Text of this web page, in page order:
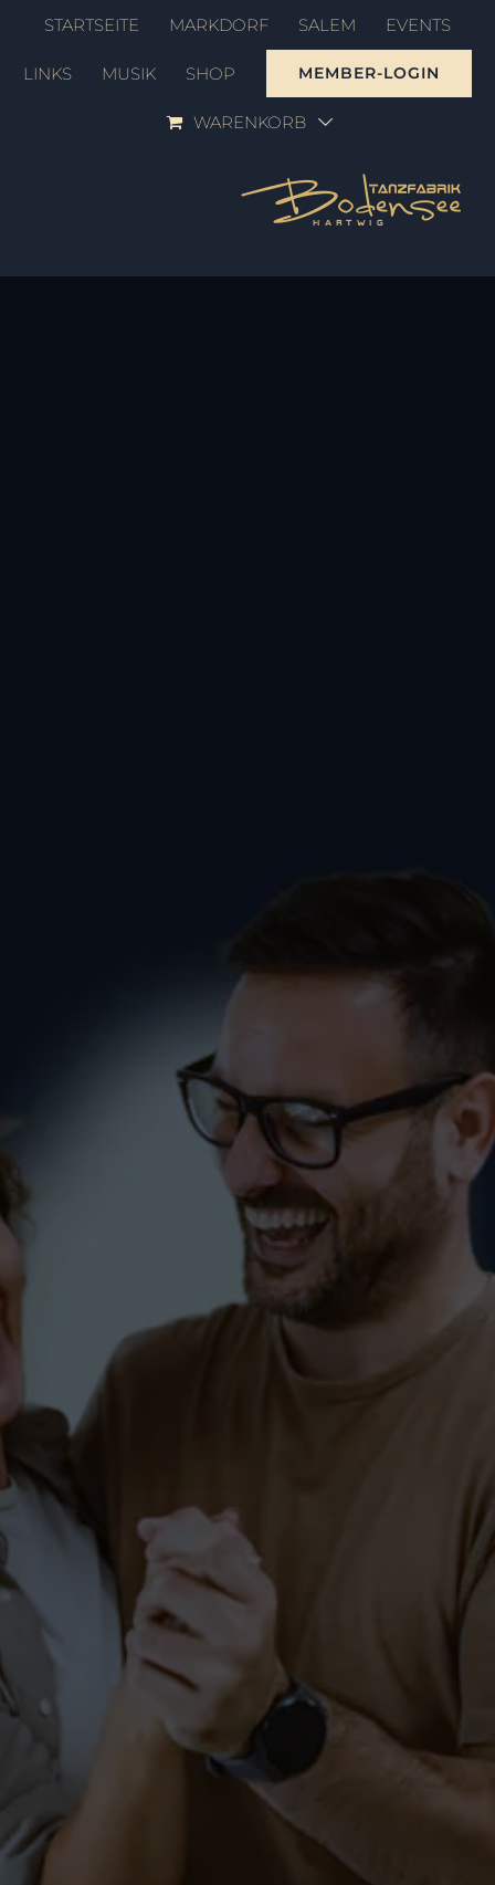
Zum
springen
STARTSEITE MARKDORF SALEM EVENTS
LINKS MUSIK SHOP MEMBER-LOGIN
WARENKORB
Spruch01 zum Tanzkurs
(Kurzkurs) in Markdorf
PAARE
SprüchePaare
Hochzeitstanzkurs Salem
PAARE-SALEM